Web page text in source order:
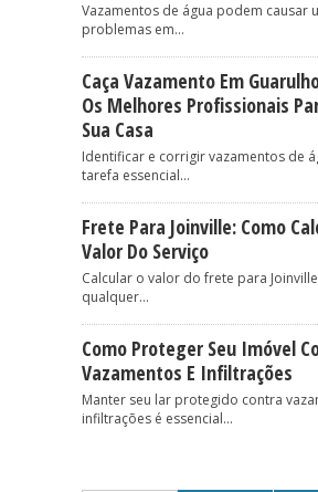
Vazamentos de água podem causar
problemas em...
Caça Vazamento Em
Os Melhores Profissionais
Sua Casa
Identificar e corrigir vazamentos de
tarefa essencial...
Frete Para Joinville: Como
Valor Do Serviço
Calcular o valor do frete para
qualquer...
Como Proteger Seu Imóvel
Vazamentos E Infiltrações
Manter seu lar protegido contra
infiltrações é essencial...